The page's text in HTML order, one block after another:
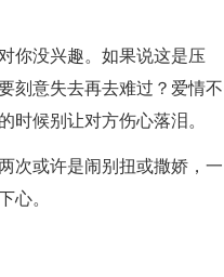
你没兴趣。如果说这是压
刻意失去再去难过？爱情不
时候别让对方伤心落泪。
次或许是闹别扭或撒娇，一
心。